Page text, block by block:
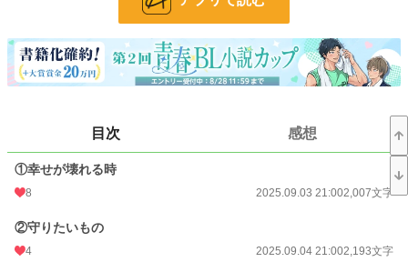
★シリーズ第１弾（本編）
『王子妃セスから冒険者レノになった話』
・リティニア王国第３王子ヒューベルトとその幼なじみで大公家嫡男である側近
『エルフの恋の話』
・エルフィンド王国王弟の第３王子エルフィードのすれ違い大恋愛のお話
目次 感想
①幸せが壊れる時
8 2025.09.03 21:002,007文字
②守りたいもの
4 2025.09.04 21:002,193文字